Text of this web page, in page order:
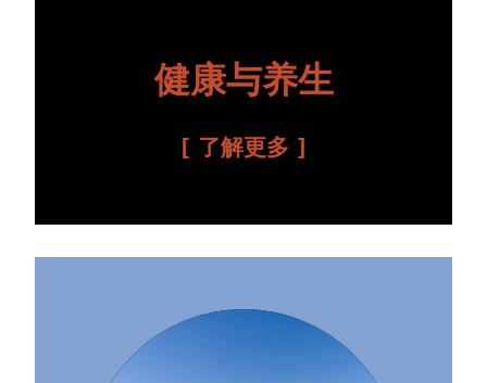
健康与养生
了解更多